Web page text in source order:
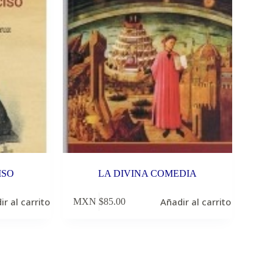
al carrito
LA DIVINA COMEDIA
MXN $85.00 Añadir al carrito